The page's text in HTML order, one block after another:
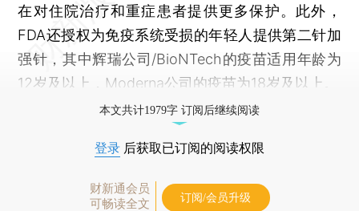
在对住院治疗和重症患者提供更多保护。此外，
FDA还授权为免疫系统受损的年轻人提供第二针加
强针，其中辉瑞公司/BioNTech的疫苗适用年龄为
12岁及以上，Moderna公司的疫苗为18岁及以上。
本文共计1979字 订阅后继续阅读
登录 后获取已订阅的阅读权限
财新通会员
可畅读全文
订阅/会员升级